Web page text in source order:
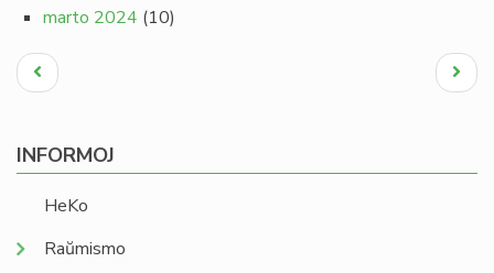
marto 2024 (10)
Pagination
Antaŭa
paĝo
Next
page
INFORMOJ
HeKo
Raŭmismo